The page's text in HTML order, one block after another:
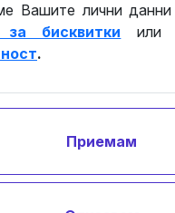
свързани с
прехвърлянето на
на съдружниците
онлайн книга на
Нещо повече - нашата
Вашите лични
за бисквитки или
.
Приемам